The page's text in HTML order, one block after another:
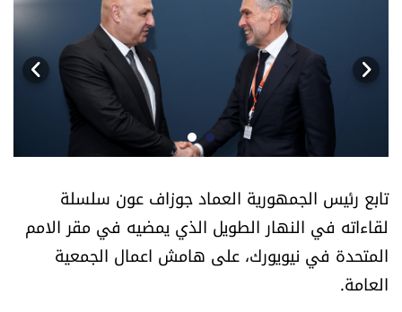
أسرار
متفرقات
خاص الموقع
كتّابنا
تابع رئيس الجمهورية العماد جوزاف عون سلسلة
لقاءاته في النهار الطويل الذي يمضيه في مقر الامم
المتحدة في نيويورك، على هامش اعمال الجمعية
العامة.